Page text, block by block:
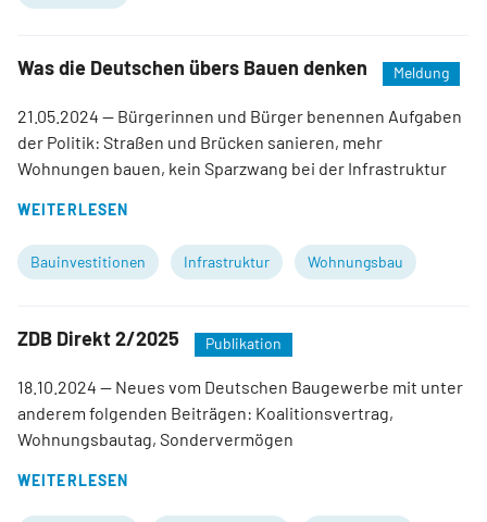
Was die Deutschen übers Bauen denken Meldung
21.05.2024 — Bürgerinnen und Bürger benennen Aufgaben
der Politik: Straßen und Brücken sanieren, mehr
Wohnungen bauen, kein Sparzwang bei der Infrastruktur
WEITERLESEN
Bauinvestitionen Infrastruktur Wohnungsbau
ZDB Direkt 2/2025 Publikation
18.10.2024 — Neues vom Deutschen Baugewerbe mit unter
anderem folgenden Beiträgen: Koalitionsvertrag,
Wohnungsbautag, Sondervermögen
WEITERLESEN